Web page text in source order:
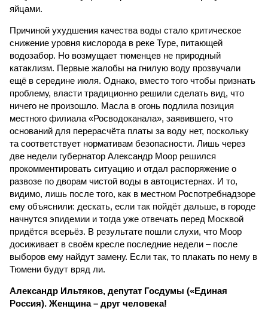
яйцами.
Причиной ухудшения качества воды стало критическое
снижение уровня кислорода в реке Туре, питающей
водозабор. Но возмущает тюменцев не природный
катаклизм. Первые жалобы на гнилую воду прозвучали
ещё в середине июля. Однако, вместо того чтобы признать
проблему, власти традиционно решили сделать вид, что
ничего не произошло. Масла в огонь подлила позиция
местного филиала «Росводоканала», заявившего, что
оснований для перерасчёта платы за воду нет, поскольку
та соответствует нормативам безопасности. Лишь через
две недели губернатор Александр Моор решился
прокомментировать ситуацию и отдал распоряжение о
развозе по дворам чистой воды в автоцистернах. И то,
видимо, лишь после того, как в местном Роспотребнадзоре
ему объяснили: дескать, если так пойдёт дальше, в городе
начнутся эпидемии и тогда уже отвечать перед Москвой
придётся всерьёз. В результате пошли слухи, что Моор
досиживает в своём кресле последние недели – после
выборов ему найдут замену. Если так, то плакать по нему в
Тюмени будут вряд ли.
Александр Ильтяков, депутат Госдумы («Единая
Россия). Женщина – друг человека!